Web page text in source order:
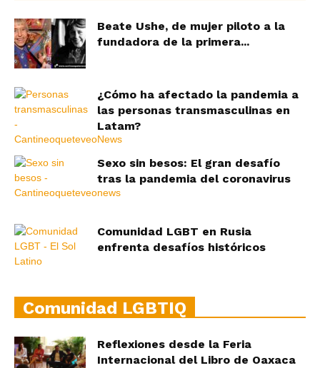
Beate Ushe, de mujer piloto a la
fundadora de la primera...
¿Cómo ha afectado la pandemia a
las personas transmasculinas en
Latam?
Sexo sin besos: El gran desafío
tras la pandemia del coronavirus
Comunidad LGBT en Rusia
enfrenta desafíos históricos
Comunidad LGBTIQ
Reflexiones desde la Feria
Internacional del Libro de Oaxaca